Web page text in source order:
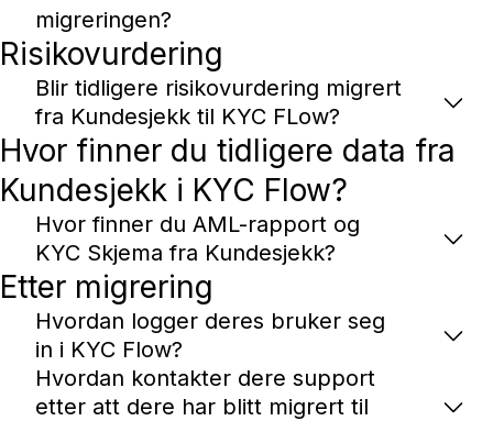
migreringen?
Risikovurdering
Blir tidligere risikovurdering migrert
fra Kundesjekk til KYC FLow?
Hvor finner du tidligere data fra
Kundesjekk i KYC Flow?
Hvor finner du AML-rapport og
KYC Skjema fra Kundesjekk?
Etter migrering
Hvordan logger deres bruker seg
in i KYC Flow?
Hvordan kontakter dere support
etter att dere har blitt migrert til